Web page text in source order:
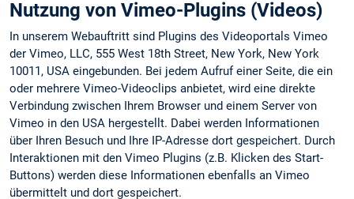
Nutzung von Vimeo-Plugins (Videos)
In unserem Webauftritt sind Plugins des Videoportals Vimeo
der Vimeo, LLC, 555 West 18th Street, New York, New York
10011, USA eingebunden. Bei jedem Aufruf einer Seite, die ein
oder mehrere Vimeo-Videoclips anbietet, wird eine direkte
Verbindung zwischen Ihrem Browser und einem Server von
Vimeo in den USA hergestellt. Dabei werden Informationen
über Ihren Besuch und Ihre IP-Adresse dort gespeichert. Durch
Interaktionen mit den Vimeo Plugins (z.B. Klicken des Start-
Buttons) werden diese Informationen ebenfalls an Vimeo
übermittelt und dort gespeichert.